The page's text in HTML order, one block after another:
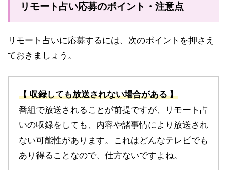
リモート占い応募のポイント・注意点
リモート占いに応募するには、次のポイントを押さえ
ておきましょう。
【 収録しても放送されない場合がある 】
番組で放送されることが前提ですが、リモート占
いの収録をしても、内容や諸事情により放送され
ない可能性があります。これはどんなテレビでも
あり得ることなので、仕方ないですよね。